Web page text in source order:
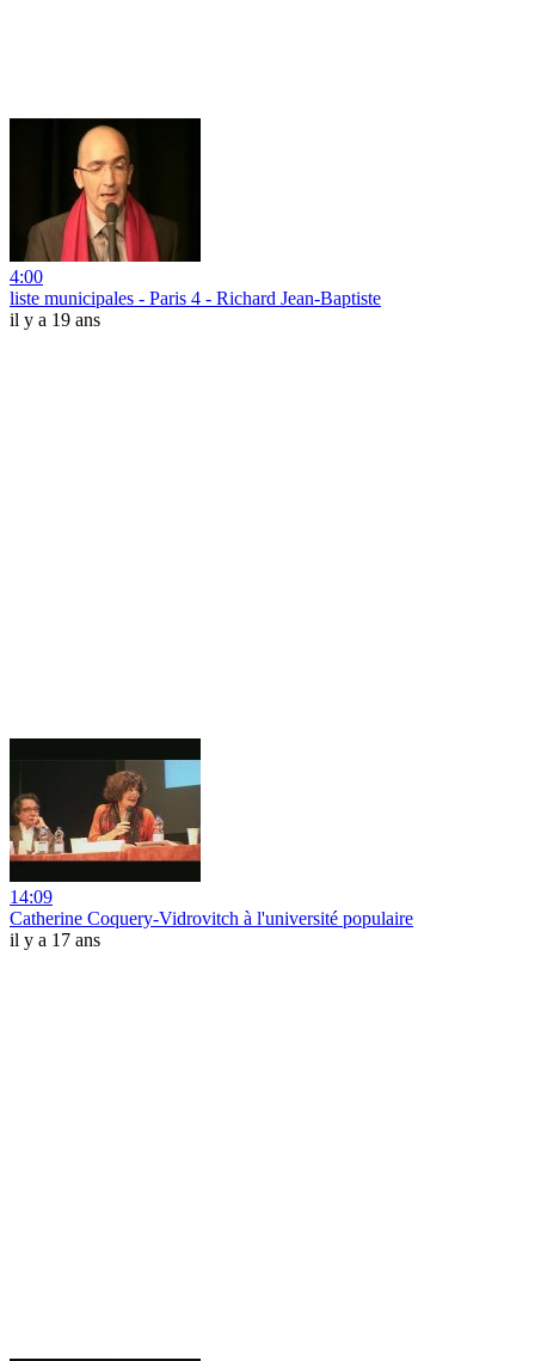
4:00
liste municipales - Paris 4 - Richard Jean-Baptiste
il y a 19 ans
14:09
Catherine Coquery-Vidrovitch à l'université populaire
il y a 17 ans